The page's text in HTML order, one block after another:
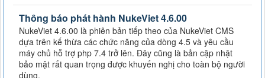
Thông báo phát hành NukeViet 4.6.00
NukeViet 4.6.00 là phiên bản tiếp theo của NukeViet CMS
dựa trên kế thừa các chức năng của dòng 4.5 và yêu cầu
máy chủ hỗ trợ php 7.4 trở lên. Đây cũng là bản cập nhật
bảo mật rất quan trọng được khuyến nghị cho toàn bộ người
dùng.